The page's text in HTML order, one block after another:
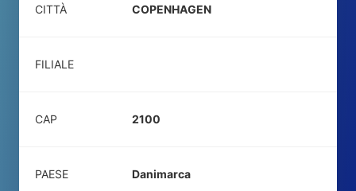
CITTÀ COPENHAGEN
FILIALE
CAP 2100
PAESE Danimarca